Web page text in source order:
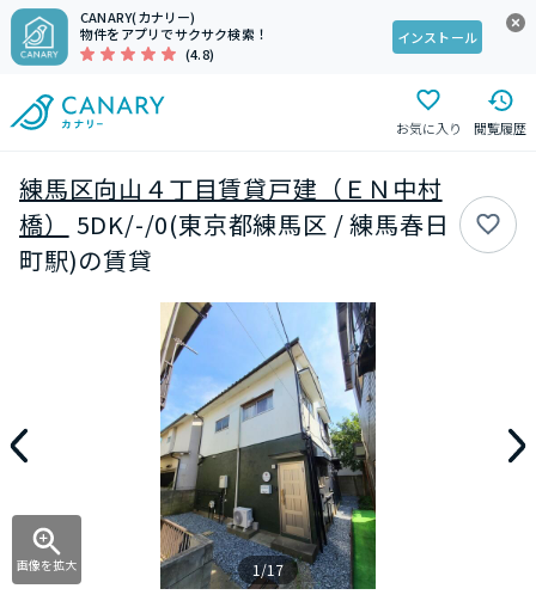
CANARY(カナリー)
物件をアプリでサクサク検索！
(4.8)
インストール
お気に入り 閲覧履歴
練馬区向山４丁目賃貸戸建（ＥＮ中村
橋）
5DK/-/0(東京都練馬区 / 練馬春日
町駅)の賃貸
画像を拡大 1/17